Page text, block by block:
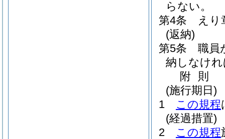
らない。
第4条
えり
(返納)
第5条
職員
納しなけ
附 則
(施行期日)
1
この規程
(経過措置)
2
この規程